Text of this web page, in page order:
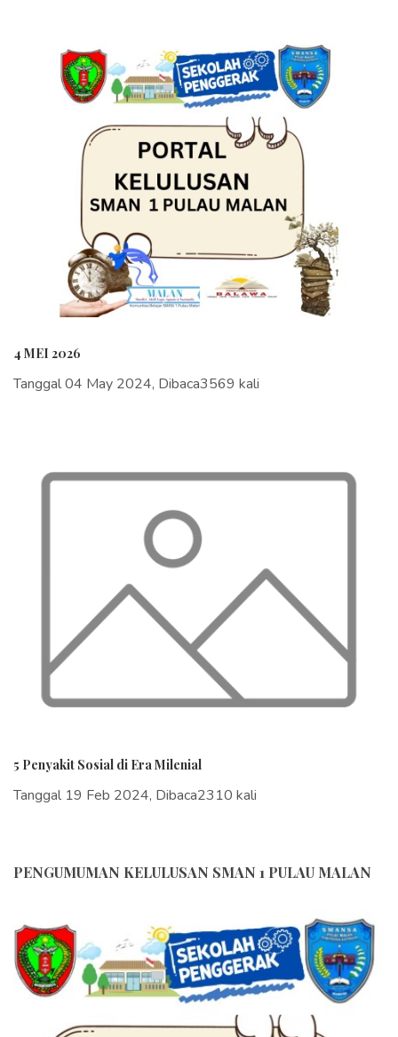
PENGUMUMAN KELULUSAN SMAN 1 PULAU MALAN
4 MEI 2026
Tanggal 04 May 2024, Dibaca3569 kali
5 Penyakit Sosial di Era Milenial
Tanggal 19 Feb 2024, Dibaca2310 kali